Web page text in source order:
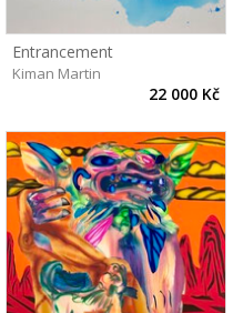
Entrancement
Kiman Martin
22 000 Kč